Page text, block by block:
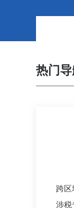
热门
跨